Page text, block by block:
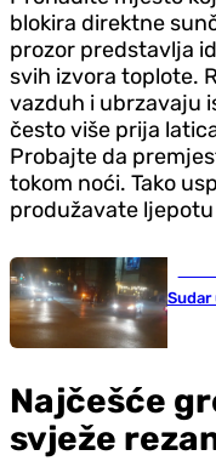
blokira direktne
prozor predstavlja
svih izvora toplote.
vazduh i ubrzavaju
često više prija
Probajte da
tokom noći. Tako
produžavate
Sudar
Najčešće
svježe